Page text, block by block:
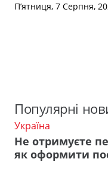
П’ятниця, 7 Серпня,
Популярні
Україна
Не отримуєте
як оформити